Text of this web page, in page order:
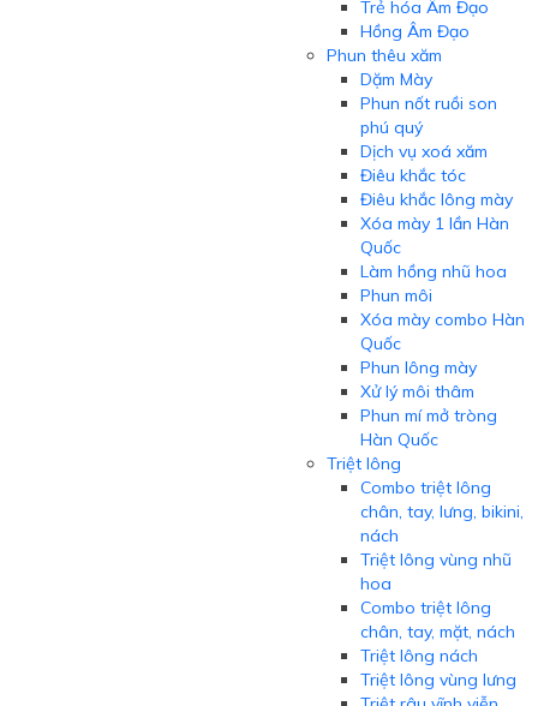
Trẻ hóa Âm Đạo
Hồng Âm Đạo
Phun thêu xăm
Dặm Mày
Phun nốt ruồi son
phú quý
Dịch vụ xoá xăm
Điêu khắc tóc
Điêu khắc lông mày
Xóa mày 1 lần Hàn
Quốc
Làm hồng nhũ hoa
Phun môi
Xóa mày combo Hàn
Quốc
Phun lông mày
Xử lý môi thâm
Phun mí mở tròng
Hàn Quốc
Triệt lông
Combo triệt lông
chân, tay, lưng, bikini,
nách
Triệt lông vùng nhũ
hoa
Combo triệt lông
chân, tay, mặt, nách
Triệt lông nách
Triệt lông vùng lưng